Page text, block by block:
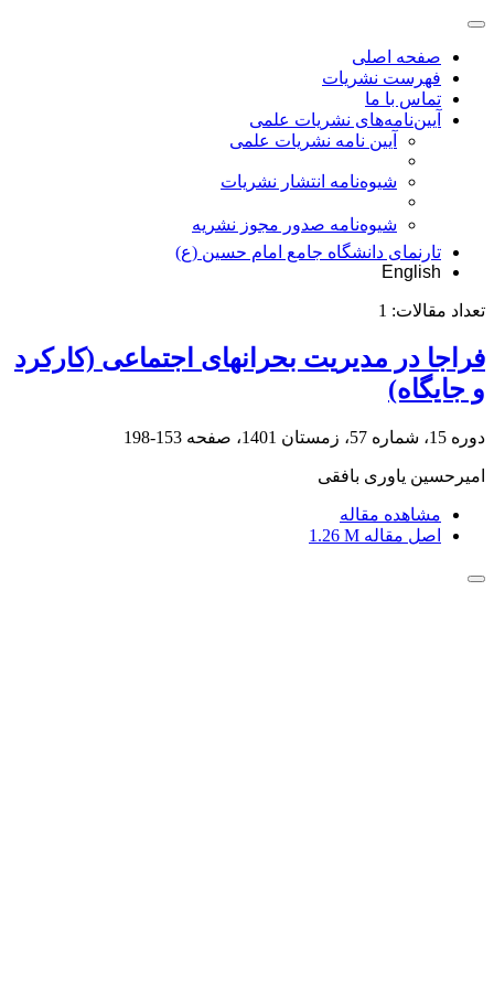
صفحه اصلی
فهرست نشریات
تماس با ما
آیین‌نامه‌های نشریات علمی
آیین نامه نشریات علمی
شیوه‌نامه انتشار نشریات
شیوهنامه صدور مجوز نشریه
تارنمای دانشگاه جامع امام حسین (ع)
English
تعداد مقالات: 1
فراجا در مدیریت بحران‏های اجتماعی (کارکرد
و جایگاه)
دوره 15، شماره 57، زمستان 1401، صفحه 153-198
امیرحسین یاوری بافقی
مشاهده مقاله
اصل مقاله 1.26 M